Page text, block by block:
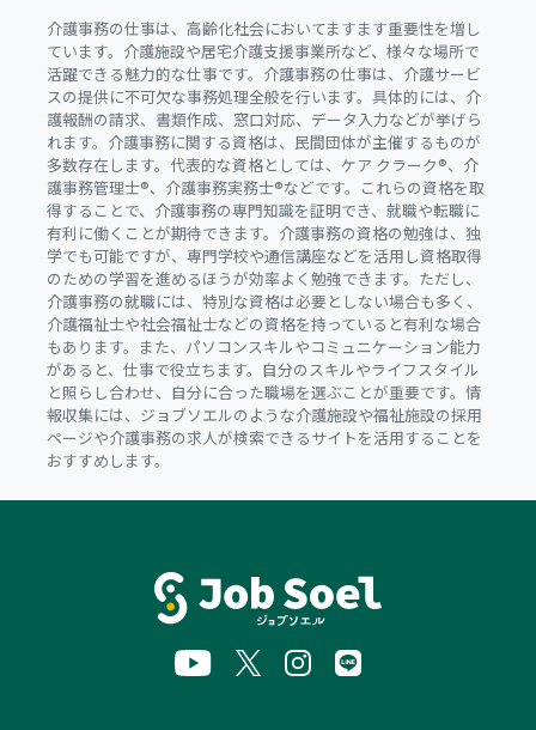
介護事務の仕事は、高齢化社会においてますます重要性を増し
ています。介護施設や居宅介護支援事業所など、様々な場所で
活躍できる魅力的な仕事です。介護事務の仕事は、介護サービ
スの提供に不可欠な事務処理全般を行います。具体的には、介
護報酬の請求、書類作成、窓口対応、データ入力などが挙げら
れます。介護事務に関する資格は、民間団体が主催するものが
多数存在します。代表的な資格としては、ケア クラーク®、介
護事務管理士®、介護事務実務士®などです。これらの資格を取
得することで、介護事務の専門知識を証明でき、就職や転職に
有利に働くことが期待できます。介護事務の資格の勉強は、独
学でも可能ですが、専門学校や通信講座などを活用し資格取得
のための学習を進めるほうが効率よく勉強できます。ただし、
介護事務の就職には、特別な資格は必要としない場合も多く、
介護福祉士や社会福祉士などの資格を持っていると有利な場合
もあります。また、パソコンスキルやコミュニケーション能力
があると、仕事で役立ちます。自分のスキルやライフスタイル
と照らし合わせ、自分に合った職場を選ぶことが重要です。情
報収集には、ジョブソエルのような介護施設や福祉施設の採用
ページや介護事務の求人が検索できるサイトを活用することを
おすすめします。